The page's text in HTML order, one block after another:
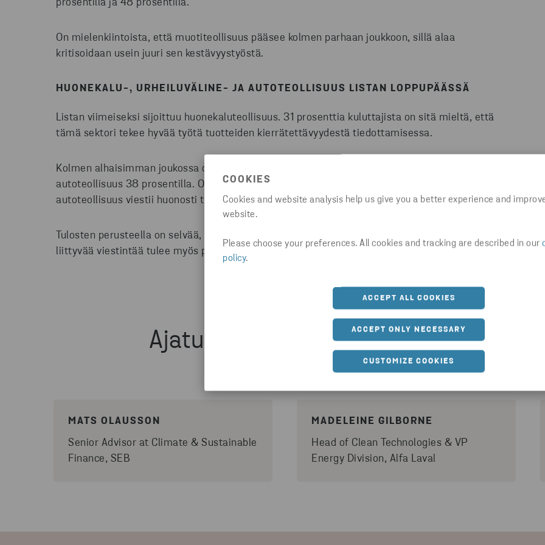
COOKIES
Cookies and website analysis help us give you a better experience and
website.
Please choose your preferences. All cookies and tracking are described in our
policy.
ACCEPT ALL COOKIES
ACCEPT ONLY NECESSARY
CUSTOMIZE COOKIES
prosentilla ja 48 prosentilla.
On mielenkiintoista, että muotiteollisuus pääsee kolmen parhaan joukkoon, sillä alaa
kritisoidaan usein juuri sen kestävyystyöstä.
HUONEKALU-, URHEILUVÄLINE- JA AUTOTEOLLISUUS LISTAN LOPPUPÄÄSSÄ
Listan viimeiseksi sijoittuu huonekaluteollisuus. 31 prosenttia kuluttajista on sitä mieltä, että
tämä sektori tekee hyvää työtä tuotteiden kierrätettävyydestä tiedottamisessa.
Kolmen alhaisimman joukossa ovat myös urheilu- ja vapaa-ajanvälineet 37 prosentilla ja
autoteollisuus 38 prosentilla. Osa vastaajista – 32 prosenttia – on sitä mieltä, että
autoteollisuus viestii huonosti tuotteidensa kierrätettävyydestä.
Tulosten perusteella on selvää, että tuotteet tulee valmistaa kiertotalouden mukaisesti ja tähän
liittyvää viestintää tulee myös parantaa.
Ajatuksia Circular Initiative 2023 -
MATS OLAUSSON
Senior Advisor at Climate & Sustainable
Finance, SEB
MADELEINE GILBORNE
Head of Clean Technologies & VP
Energy Division, Alfa Laval